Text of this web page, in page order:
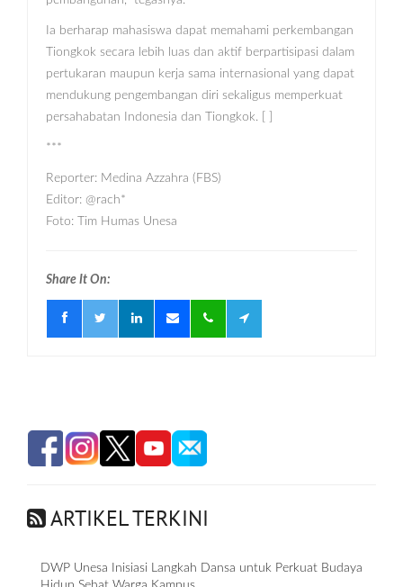
Ia berharap mahasiswa dapat memahami perkembangan
Tiongkok secara lebih luas dan aktif berpartisipasi dalam
pertukaran maupun kerja sama internasional yang dapat
mendukung pengembangan diri sekaligus memperkuat
persahabatan Indonesia dan Tiongkok. [ ]
***
Reporter: Medina Azzahra (FBS)
Editor: @rach*
Foto: Tim Humas Unesa
Share It On:
ARTIKEL TERKINI
DWP Unesa Inisiasi Langkah Dansa untuk Perkuat Budaya